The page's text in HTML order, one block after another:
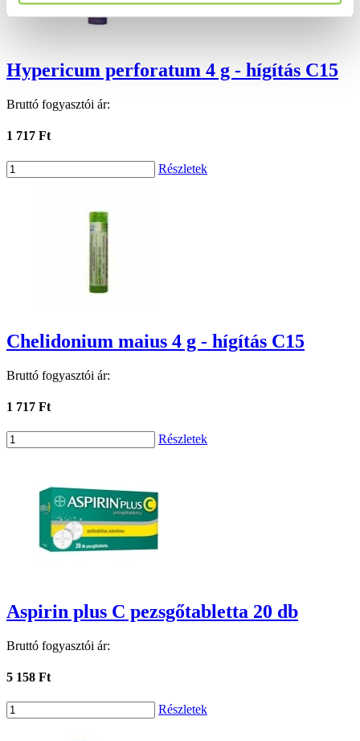
Hypericum perforatum 4 g - hígítás C15
Bruttó fogyasztói ár:
1 717 Ft
Részletek
Chelidonium maius 4 g - hígítás C15
Bruttó fogyasztói ár:
1 717 Ft
Részletek
Aspirin plus C pezsgőtabletta 20 db
Bruttó fogyasztói ár:
5 158 Ft
Részletek